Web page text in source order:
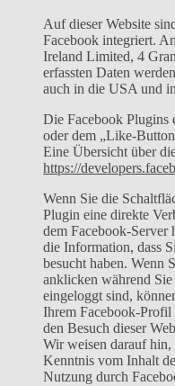
Auf dieser Website
Facebook integriert.
Ireland Limited, 4
erfassten Daten
auch in die USA und
Die Facebook Plugins
oder dem „Like-
Eine Übersicht über
https://
Wenn Sie die
Plugin eine direkte
dem Facebook-Server
die Information, dass
besucht haben. Wenn
anklicken während
eingeloggt sind,
Ihrem Facebook-
den Besuch dieser
Wir weisen darauf hin,
Kenntnis vom Inhalt
Nutzung durch